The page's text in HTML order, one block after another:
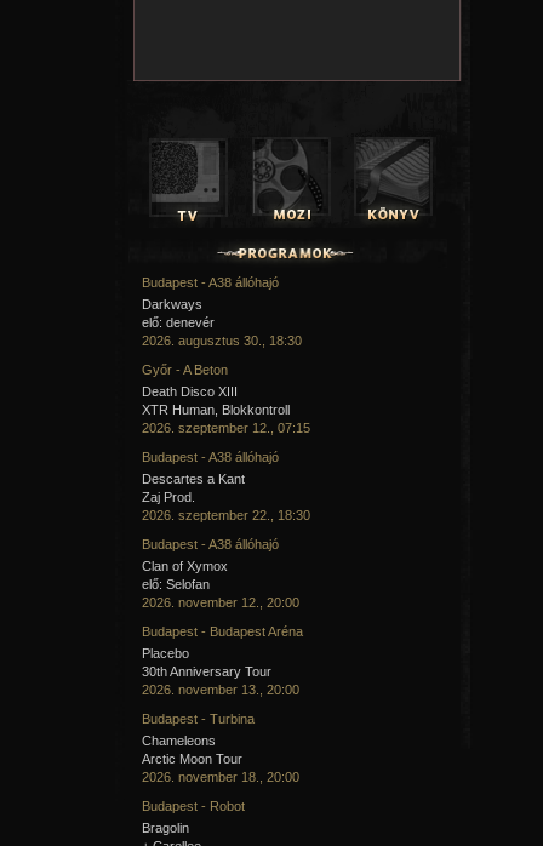
Budapest - A38 állóhajó
Darkways
elő: denevér
2026. augusztus 30., 18:30
Győr - A Beton
Death Disco XIII
XTR Human, Blokkontroll
2026. szeptember 12., 07:15
Budapest - A38 állóhajó
Descartes a Kant
Zaj Prod.
2026. szeptember 22., 18:30
Budapest - A38 állóhajó
Clan of Xymox
elő: Selofan
2026. november 12., 20:00
Budapest - Budapest Aréna
Placebo
30th Anniversary Tour
2026. november 13., 20:00
Budapest - Turbina
Chameleons
Arctic Moon Tour
2026. november 18., 20:00
Budapest - Robot
Bragolin